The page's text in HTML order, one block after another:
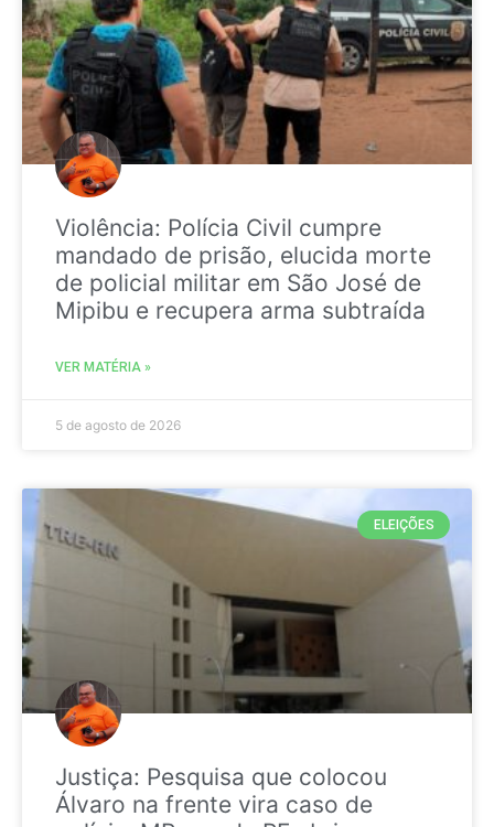
Violência: Polícia Civil cumpre
mandado de prisão, elucida morte
de policial militar em São José de
Mipibu e recupera arma subtraída
VER MATÉRIA »
5 de agosto de 2026
ELEIÇÕES
Justiça: Pesquisa que colocou
Álvaro na frente vira caso de